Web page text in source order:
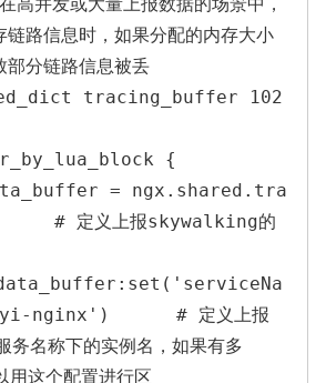
链路信息时，如果分配的内存大小
部分链路信息被丢
tracing_buffer 102
{
= ngx.shared.tra
# 定义上报skywalking的
# 定义上报
名称下的实例名，如果有多
这个配置进行区